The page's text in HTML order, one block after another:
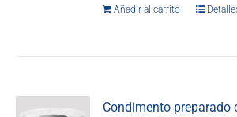
Añadir al carrito
Condimento preparado